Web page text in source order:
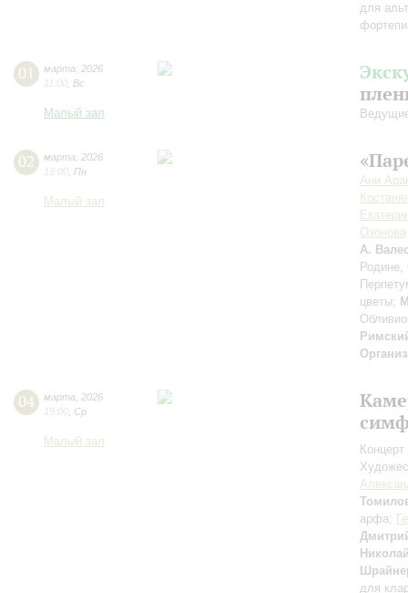
для
01 марта
2026
11:00 Вс
Малый зал
02 марта
2026
19:00 Пн
Малый зал
Ани
Озонова
А.
цветы;
04 марта
2026
19:00 Ср
Малый зал
арфа;
для